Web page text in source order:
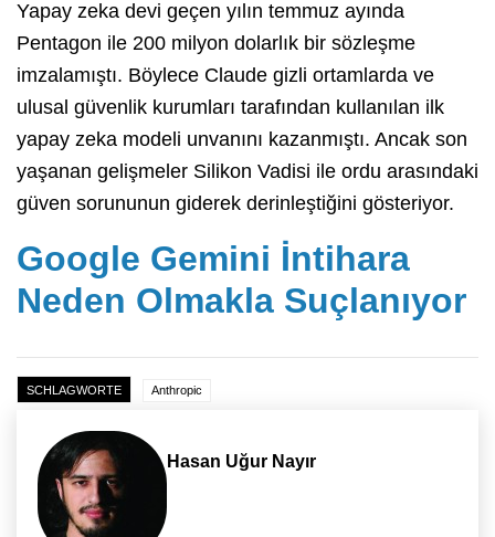
Yapay zeka devi geçen yılın temmuz ayında
Pentagon ile 200 milyon dolarlık bir sözleşme
imzalamıştı. Böylece Claude gizli ortamlarda ve
ulusal güvenlik kurumları tarafından kullanılan ilk
yapay zeka modeli unvanını kazanmıştı. Ancak son
yaşanan gelişmeler Silikon Vadisi ile ordu arasındaki
güven sorununun giderek derinleştiğini gösteriyor.
Google Gemini İntihara
Neden Olmakla Suçlanıyor
SCHLAGWORTE Anthropic
Hasan Uğur Nayır